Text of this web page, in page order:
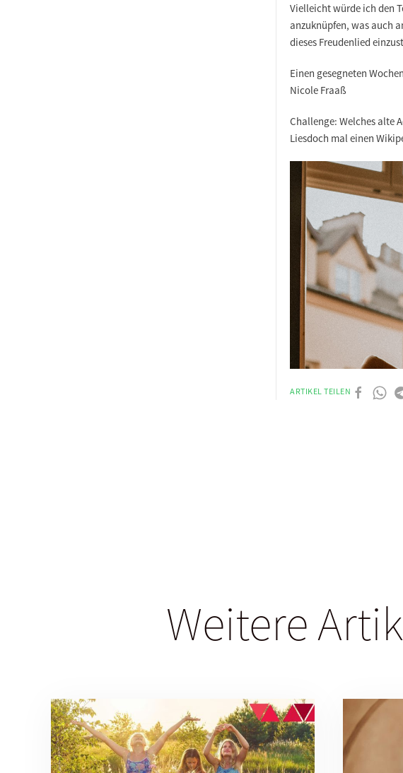
Vielleicht würde ich den
anzuknüpfen, was auch
dieses Freudenlied
Einen gesegneten
Nicole Fraaß
Challenge: Welches alte
Liesdoch mal einen
ARTIKEL TEILEN
Weitere